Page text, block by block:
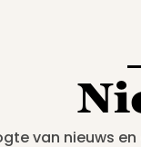
van nieuws